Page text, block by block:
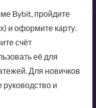
Bybit, пройдите
и оформите карту.
счёт
её для
Для новичков
и